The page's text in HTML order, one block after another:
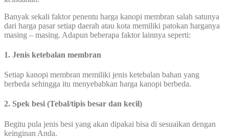
Banyak sekali faktor penentu harga kanopi membran salah satunya
dari harga pasar setiap daerah atau kota memiliki patokan harganya
masing – masing. Adapun beberapa faktor lainnya seperti:
1. Jenis ketebalan membran
Setiap kanopi membran memiliki jenis ketebalan bahan yang
berbeda sehingga itu menyebabkan harga kanopi berbeda.
2. Spek besi (Tebal/tipis besar dan kecil)
Begitu pula jenis besi yang akan dipakai bisa di sesuaikan dengan
keinginan Anda.